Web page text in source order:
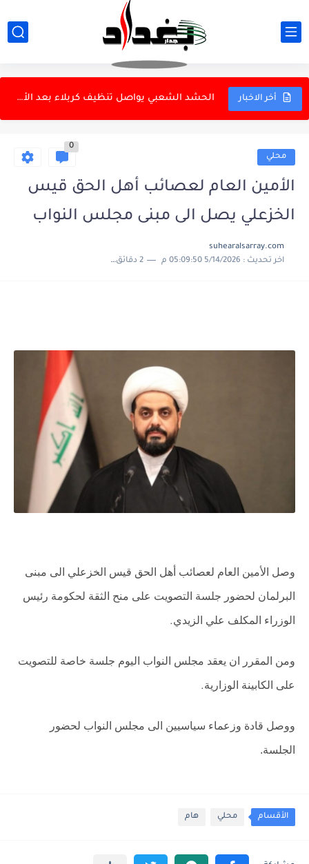
أخر الاخبار
مخرجات اجتماع ائتلاف إدارة الدولة
دراسة: نقص فيتامين D في منتصف العمر قد يرتبط بزيادة...
اتحاد الكرة: أرنولد سيختار كادره المساعد
الموصل يهزم أربيل ودياً برباعية على أرضه
محلي
0
الأمين العام لعصائب أهل الحق قيس
الخزعلي يصل الى مبنى مجلس النواب
suhearalsarray.com
اخر تحديث : 5/14/2026 05:09:50 م 2 دقائق للقراءة
وصل الأمين العام لعصائب أهل الحق قيس الخزعلي الى مبنى
البرلمان لحضور جلسة التصويت على منح الثقة لحكومة رئيس
الوزراء المكلف علي الزيدي.
ومن المقرر ان يعقد مجلس النواب اليوم جلسة خاصة للتصويت
على الكابينة الوزارية.
ووصل قادة وزعماء سياسيين الى مجلس النواب لحضور
الجلسة.
الأقسام محلي هام